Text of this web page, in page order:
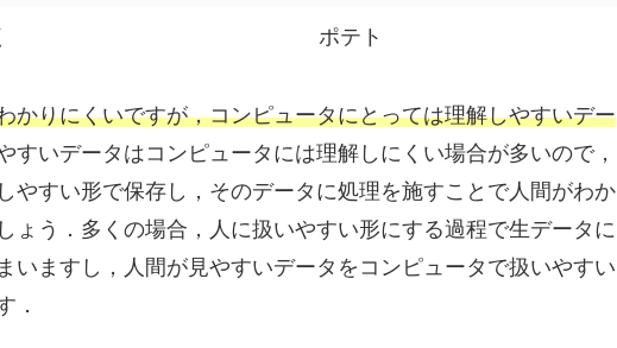
ポテト
かりにくいですが，コンピュータにとっては理解しやすいデー
すいデータはコンピュータには理解しにくい場合が多いので，
やすい形で保存し，そのデータに処理を施すことで人間がわか
ょう．多くの場合，人に扱いやすい形にする過程で生データに
いますし，人間が見やすいデータをコンピュータで扱いやすい
．